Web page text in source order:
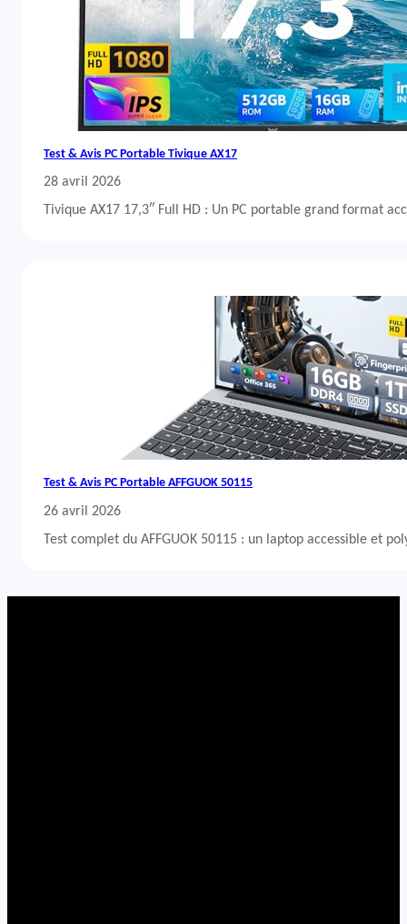
Test & Avis PC Portable Tivique AX17
28 avril 2026
Tivique AX17 17,3″ Full HD : Un PC portable grand format
Test & Avis PC Portable AFFGUOK 50115
26 avril 2026
Test complet du AFFGUOK 50115 : un laptop accessible